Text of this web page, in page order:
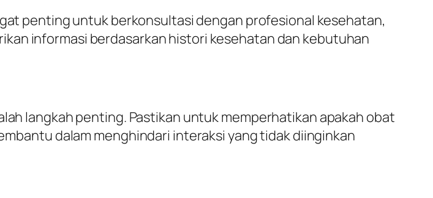
penting untuk berkonsultasi dengan profesional kesehatan,
informasi berdasarkan histori kesehatan dan kebutuhan
langkah penting. Pastikan untuk memperhatikan apakah obat
dalam menghindari interaksi yang tidak diinginkan